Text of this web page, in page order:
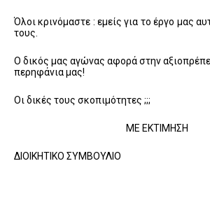
Όλοι κρινόμαστε : εμείς για το έργο μας
τους.
Ο δικός μας αγώνας αφορά στην
περηφάνια μας!
Οι δικές τους σκοπιμότητες ;;;
ΜΕ ΕΚΤΙΜΗΣΗ
ΔΙΟΙΚΗΤΙΚΟ ΣΥΜΒΟΥΛΙΟ